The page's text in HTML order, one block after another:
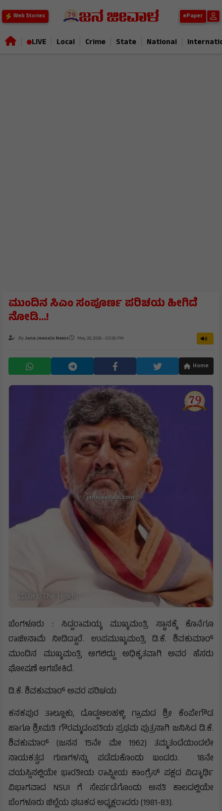
Web Stories ePaper
LIVE Local Crime State National
ಮುಂದಿನ ಸಿಎಂ ಸಂಪೂರ್ಣ ಪರಿಚಯ ಹೀಗಿದೆ
ನೋಡಿ...!
ByJana Jeevala News May 28, 2026 - 03:26 PM
Home
ಬೆಂಗಳೂರು : ಸಿದ್ದರಾಮಯ್ಯ ಮುಖ್ಯಮಂತ್ರಿ ಸ್ಥಾನಕ್ಕೆ ಕೊನೆಗೂ
ರಾಜೀನಾಮೆ ನೀಡಿದ್ದಾರೆ. ಉಪಮುಖ್ಯಮಂತ್ರಿ ಡಿ.ಕೆ. ಶಿವಕುಮಾರ್
ಮುಂದಿನ ಮುಖ್ಯಮಂತ್ರಿ ಆಗಲಿದ್ದು ಅಧಿಕೃತವಾಗಿ ಅವರ ಹೆಸರು
ಘೋಷಣೆ ಆಗಬೇಕಿದೆ.
ಡಿ.ಕೆ. ಶಿವಕುಮಾರ್ ಅವರ ಪರಿಚಯ
ಕನಕಪುರ ತಾಲ್ಲೂಕು, ದೊಡ್ಡಆಲಹಳ್ಳಿ ಗ್ರಾಮದ ಶ್ರೀ ಕೆಂಪೇಗೌಡ
ಹಾಗೂ ಶ್ರೀಮತಿ ಗೌರಮ್ಮದಂಪತಿಯ ಪ್ರಥಮ ಪುತ್ರನಾಗಿ ಜನಿಸಿದ ಡಿ.ಕೆ.
ಶಿವಕುಮಾರ್ (ಜನನ 15ನೇ ಮೇ 1962) ತಮ್ಮತಂದೆಯಿಂದಲೇ
ನಾಯಕತ್ವದ ಗುಣಗಳನ್ನು ಪಡೆದುಕೊಂಡು ಬಂದರು. 18ನೇ
ವಯಸ್ಸಿನಲ್ಲಿಯೇ ಭಾರತೀಯ ರಾಷ್ಟ್ರೀಯ ಕಾಂಗ್ರೆಸ್ ಪಕ್ಷದ ವಿದ್ಯಾರ್ಥಿ
ವಿಭಾಗವಾದ NSUI ಗೆ ಸೇರ್ಪಡೆಗೊಂಡು ಅನತಿ ಕಾಲದಲ್ಲಿಯೇ
ಬೆಂಗಳೂರು ಜಿಲ್ಲೆಯ ಘಟಕದ ಅಧ್ಯಕ್ಷರಾದರು (1981-83).